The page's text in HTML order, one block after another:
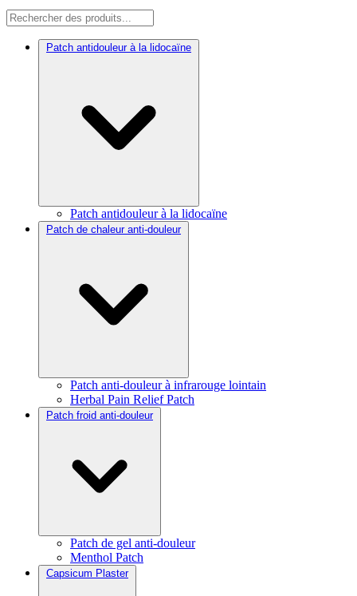
Patch antidouleur à la lidocaïne
Patch antidouleur à la lidocaïne
Patch de chaleur anti-douleur
Patch anti-douleur à infrarouge lointain
Herbal Pain Relief Patch
Patch froid anti-douleur
Patch de gel anti-douleur
Menthol Patch
Capsicum Plaster